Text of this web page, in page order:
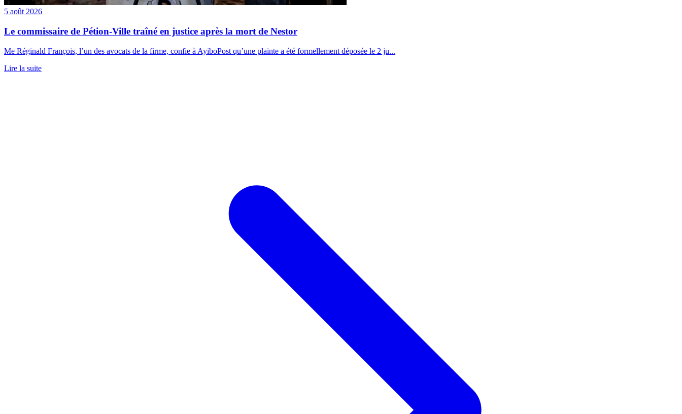
5 août 2026
Le commissaire de Pétion-Ville traîné en justice après la mort de Nestor
Me Réginald François, l’un des avocats de la firme, confie à AyiboPost qu’une plainte a été formellement déposée le 2 ju...
Lire la suite